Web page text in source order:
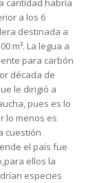
cantidad habría
a los 6
destinada a
m³. La legua a
para carbón
década de
le dirigió a
pues es lo
lo menos es
cuestión
el país fue
ellos la
especies